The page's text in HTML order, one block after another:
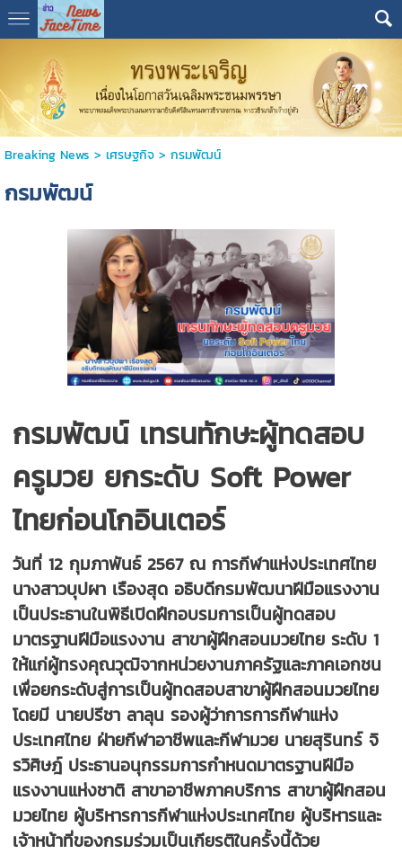
Breaking News > เศรษฐกิจ> กรมพัฒน์
กรมพัฒน์
กรมพัฒน์ เทรนทักษะผู้ทดสอบ
ครูมวย ยกระดับ Soft Power
ไทยก่อนโกอินเตอร์
วันที่ 12 กุมภาพันธ์ 2567 ณ การกีฬาแห่งประเทศไทย
นางสาวบุปผา เรืองสุด อธิบดีกรมพัฒนาฝีมือแรงงาน
เป็นประธานในพิธีเปิดฝึกอบรมการเป็นผู้ทดสอบ
มาตรฐานฝีมือแรงงาน สาขาผู้ฝึกสอนมวยไทย ระดับ 1
ให้แก่ผู้ทรงคุณวุฒิจากหน่วยงานภาครัฐและภาคเอกชน
เพื่อยกระดับสู่การเป็นผู้ทดสอบสาขาผู้ฝึกสอนมวยไทย
โดยมี นายปรีชา ลาลุน รองผู้ว่าการการกีฬาแห่ง
ประเทศไทย ฝ่ายกีฬาอาชีพและกีฬามวย นายสุรินทร์ จิ
รวิศิษฎ์ ประธานอนุกรรมการกำหนดมาตรฐานฝีมือ
แรงงานแห่งชาติ สาขาอาชีพภาคบริการ สาขาผู้ฝึกสอน
มวยไทย ผู้บริหารการกีฬาแห่งประเทศไทย ผู้บริหารและ
เจ้าหน้าที่ของกรมร่วมเป็นเกียรติในครั้งนี้ด้วย